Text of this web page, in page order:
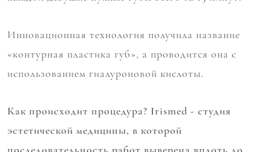
Инновационная технология получила название
«контурная пластика губ», а проводится она с
использованием гиалуроновой кислоты.
Как происходит процедура? Irismed - студия
эстетической медицины, в которой